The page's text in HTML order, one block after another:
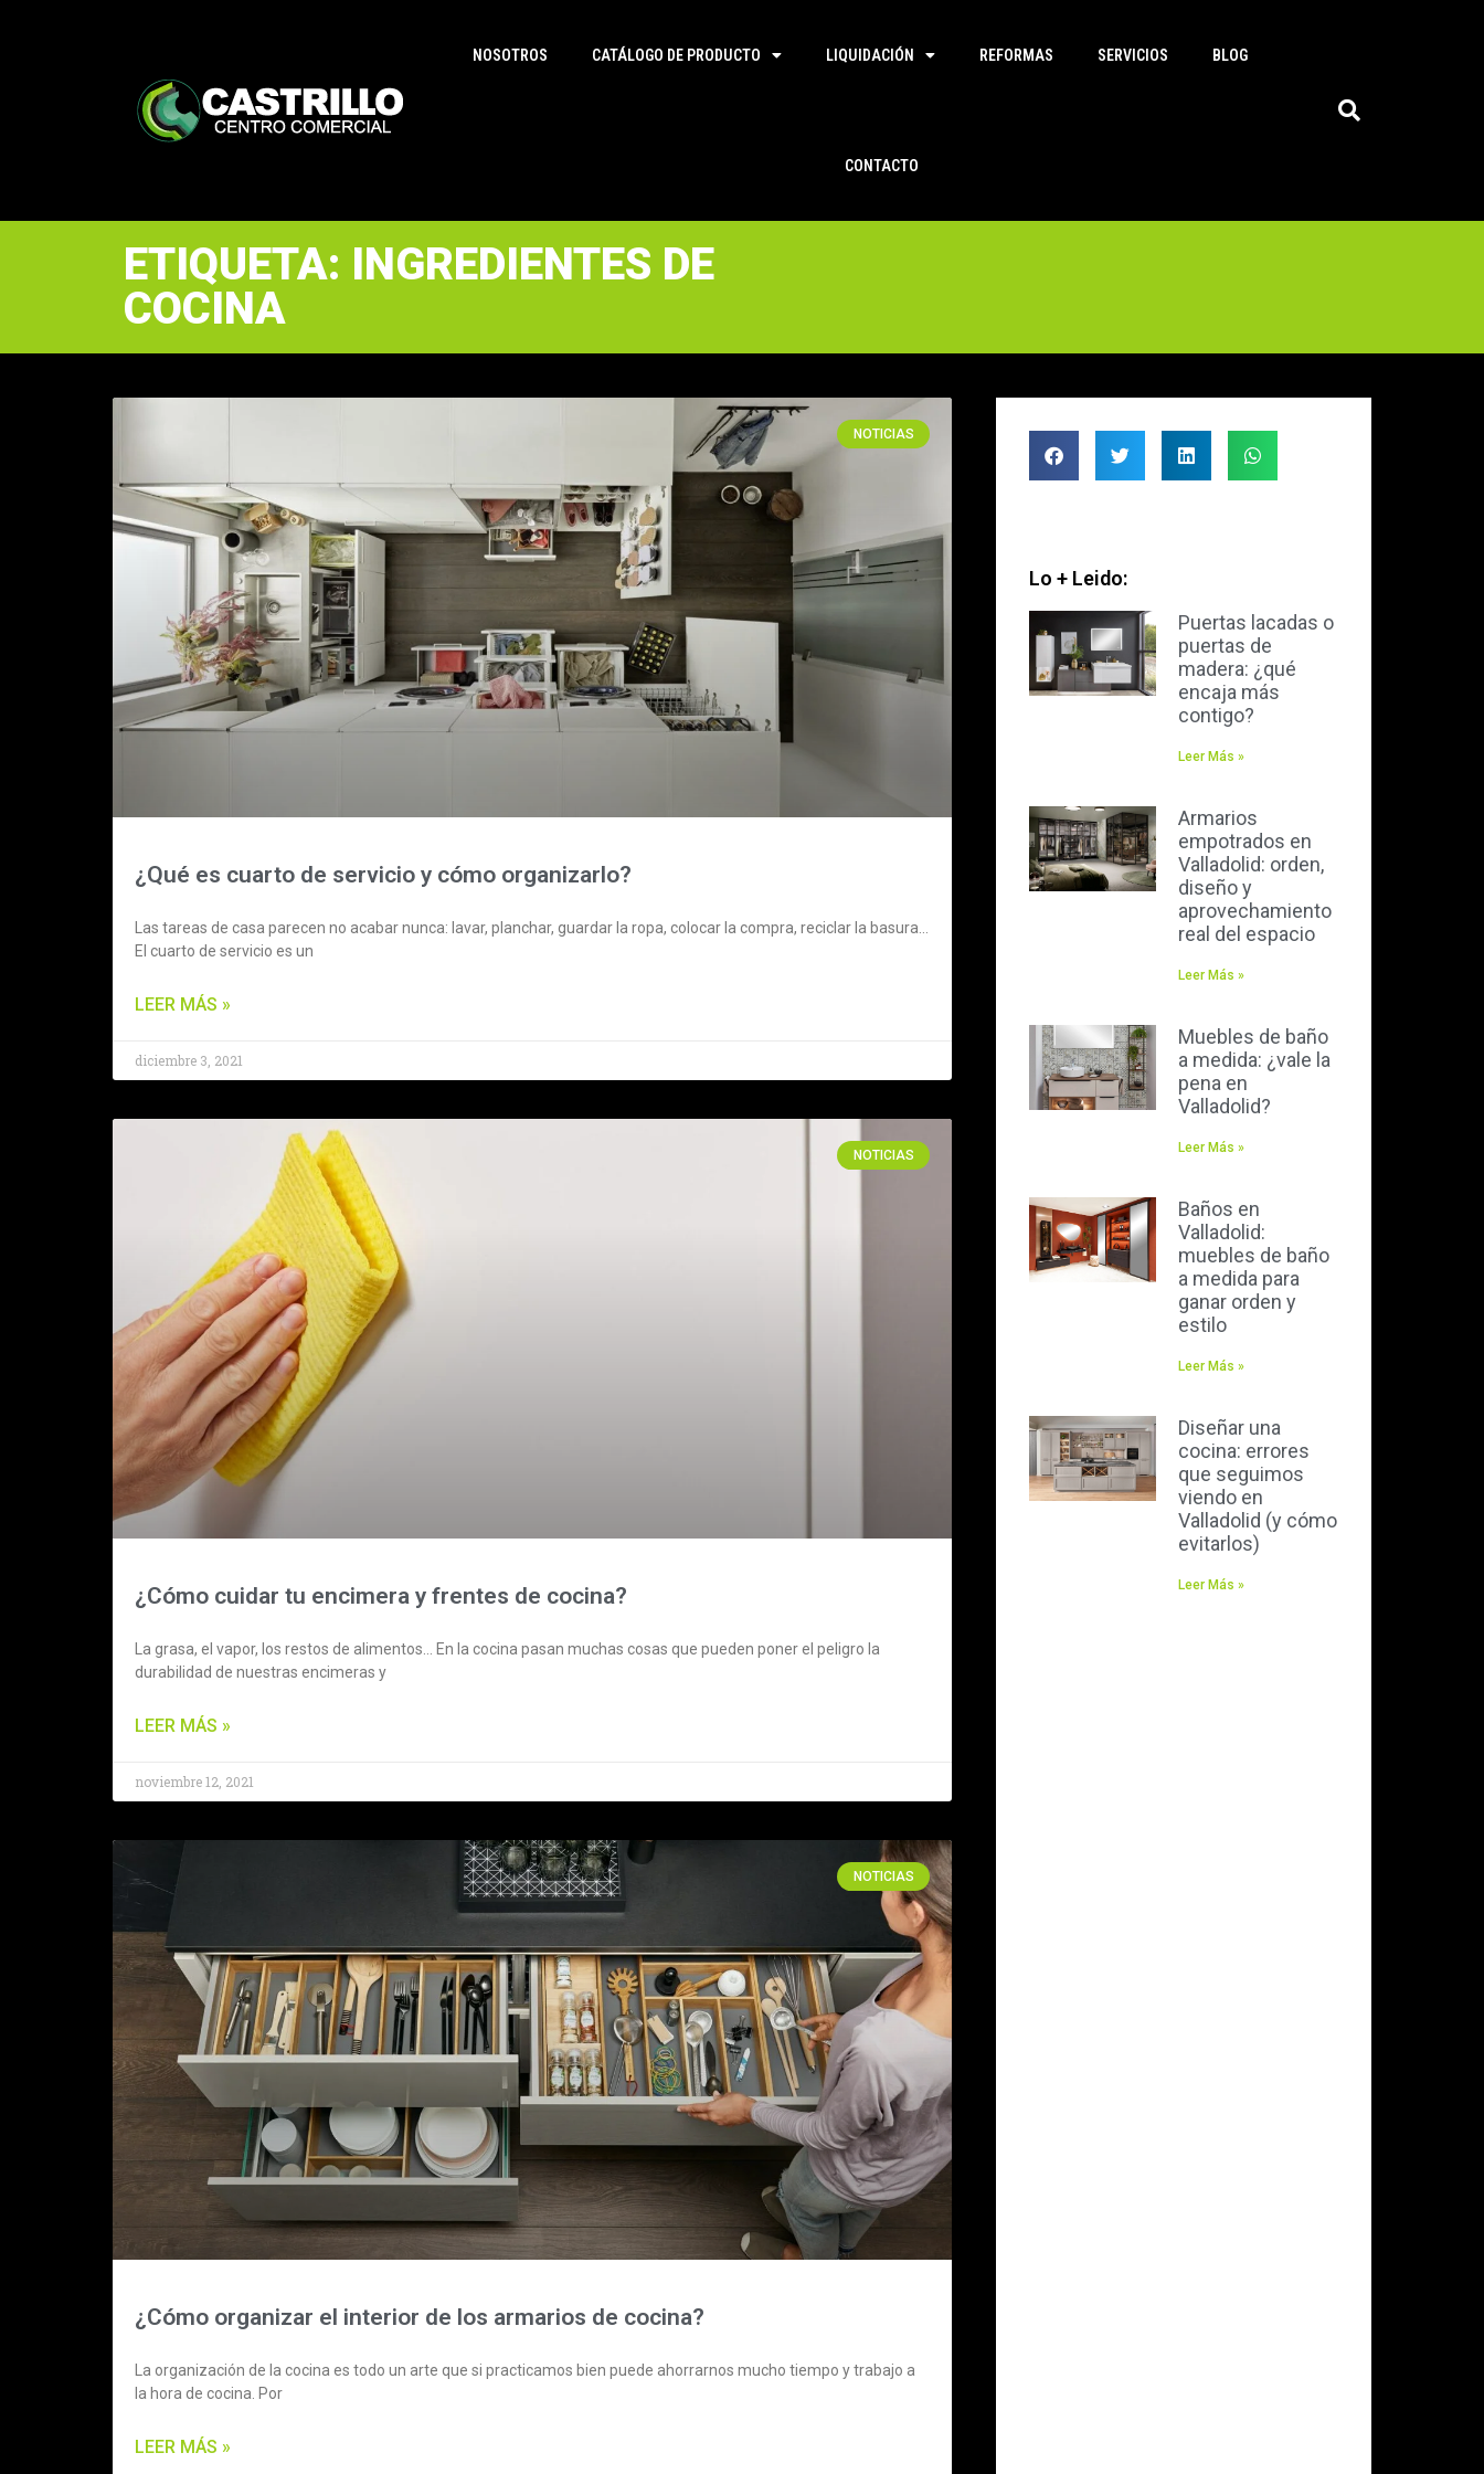
NOSOTROS CATÁLOGO DE PRODUCTO LIQUIDACIÓN REFORMAS SERVICIOS BLOG
CONTACTO
ETIQUETA: INGREDIENTES DE
COCINA
NOTICIAS
¿Qué es cuarto de servicio y cómo organizarlo?
Las tareas de casa parecen no acabar nunca: lavar, planchar, guardar la ropa, colocar la compra, reciclar la basura…
El cuarto de servicio es un
LEER MÁS »
diciembre 3, 2021
NOTICIAS
¿Cómo cuidar tu encimera y frentes de cocina?
La grasa, el vapor, los restos de alimentos… En la cocina pasan muchas cosas que pueden poner el peligro la
durabilidad de nuestras encimeras y
LEER MÁS »
noviembre 12, 2021
NOTICIAS
¿Cómo organizar el interior de los armarios de cocina?
La organización de la cocina es todo un arte que si practicamos bien puede ahorrarnos mucho tiempo y trabajo a
la hora de cocina. Por
LEER MÁS »
Lo + Leido:
Puertas lacadas o
puertas de
madera: ¿qué
encaja más
contigo?
Leer Más »
Armarios
empotrados en
Valladolid: orden,
diseño y
aprovechamiento
real del espacio
Leer Más »
Muebles de baño
a medida: ¿vale la
pena en
Valladolid?
Leer Más »
Baños en
Valladolid:
muebles de baño
a medida para
ganar orden y
estilo
Leer Más »
Diseñar una
cocina: errores
que seguimos
viendo en
Valladolid (y cómo
evitarlos)
Leer Más »